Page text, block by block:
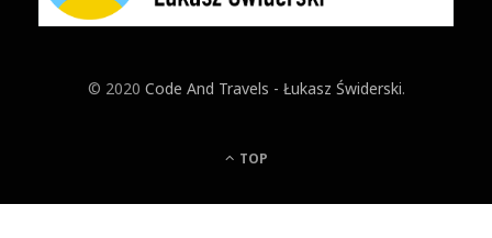
© 2020 Code And Travels - Łukasz Świderski.
TOP